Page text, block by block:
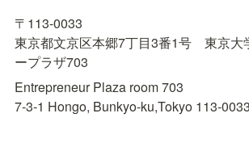
〒113-0033
東京都文京区本郷7丁目3番1号　東京大
ープラザ703
Entrepreneur Plaza room 703
7-3-1 Hongo, Bunkyo-ku,Tokyo 113-